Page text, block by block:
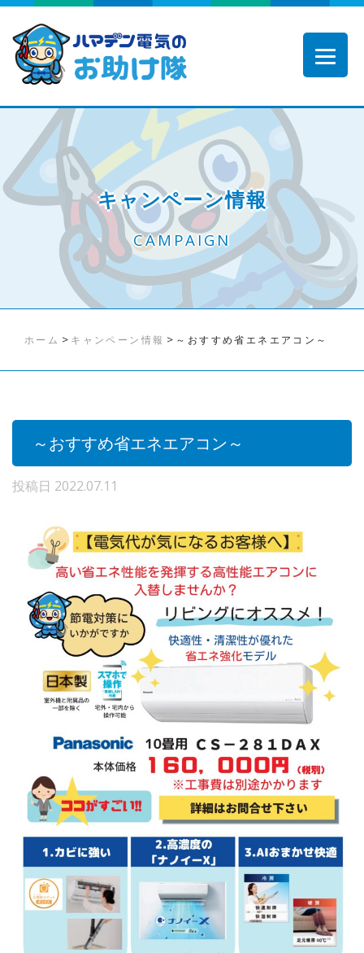
キャンペーン情報
CAMPAIGN
ホーム > キャンペーン情報 > ～おすすめ省エネエアコン～
～おすすめ省エネエアコン～
投稿日 2022.07.11